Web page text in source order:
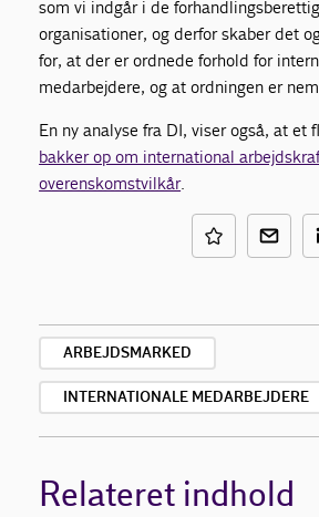
som vi indgår i de
organisationer, og derfor skaber det
for, at der er ordnede forhold for
medarbejdere, og at ordningen er
En ny analyse fra DI, viser også, at et
bakker op om international
overenskomstvilkår.
ARBEJDSMARKED
INTERNATIONALE MEDARBEJDERE
Relateret indhold